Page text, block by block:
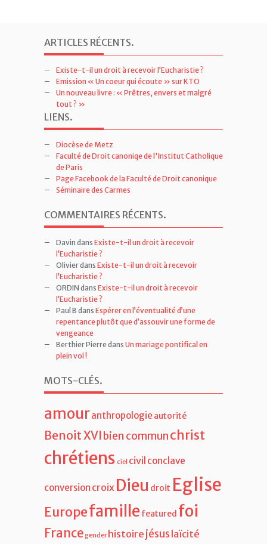
ARTICLES RÉCENTS.
Existe-t-il un droit à recevoir l’Eucharistie ?
Emission « Un coeur qui écoute » sur KTO
Un nouveau livre : « Prêtres, envers et malgré
tout ? »
LIENS.
Diocèse de Metz
Faculté de Droit canoniqe de l'Institut Catholique
de Paris
Page Facebook de la Faculté de Droit canonique
Séminaire des Carmes
COMMENTAIRES RÉCENTS.
Davin dans Existe-t-il un droit à recevoir
l’Eucharistie ?
Olivierdans Existe-t-il un droit à recevoir
l’Eucharistie ?
ORDIN dans Existe-t-il un droit à recevoir
l’Eucharistie ?
Paul B dans Espérer en l’éventualité d’une
repentance plutôt que d’assouvir une forme de
vengeance
Berthier Pierredans Un mariage pontifical en
plein vol !
MOTS-CLÉS.
amouranthropologie autorité
Benoit XVIbien communchrist
chrétiens ciel civil conclave
conversion croix Dieu droit Eglise
Europefamille featured foi
Francegender histoire jésus laïcité